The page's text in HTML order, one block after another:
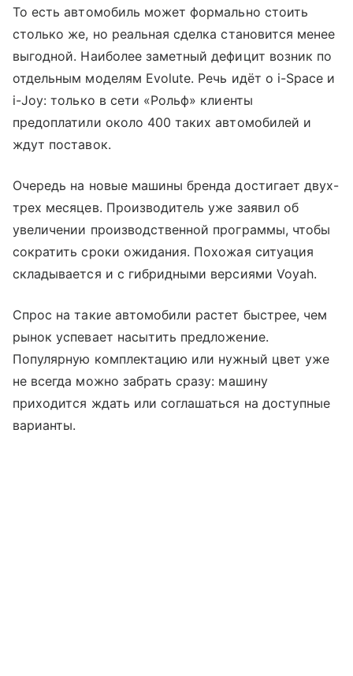
То есть автомобиль может формально стоить
столько же, но реальная сделка становится менее
выгодной. Наиболее заметный дефицит возник по
отдельным моделям Evolute. Речь идёт о i-Space и
i-Joy: только в сети «Рольф» клиенты
предоплатили около 400 таких автомобилей и
ждут поставок.
Очередь на новые машины бренда достигает двух-
трех месяцев. Производитель уже заявил об
увеличении производственной программы, чтобы
сократить сроки ожидания. Похожая ситуация
складывается и с гибридными версиями Voyah.
Спрос на такие автомобили растет быстрее, чем
рынок успевает насытить предложение.
Популярную комплектацию или нужный цвет уже
не всегда можно забрать сразу: машину
приходится ждать или соглашаться на доступные
варианты.